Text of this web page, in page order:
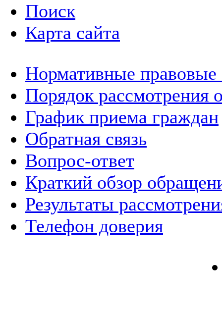
Поиск
Карта сайта
Нормативные правовые
Порядок рассмотрения
График приема граждан
Обратная связь
Вопрос-ответ
Краткий обзор
Результаты
Телефон доверия